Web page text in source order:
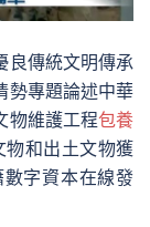
傳統文明傳承
勢專題論述中華
物維護工程包養
和出土文物獲
字資本在線發